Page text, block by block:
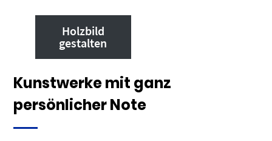
Holzbild
gestalten
Kunstwerke mit ganz
persönlicher Note